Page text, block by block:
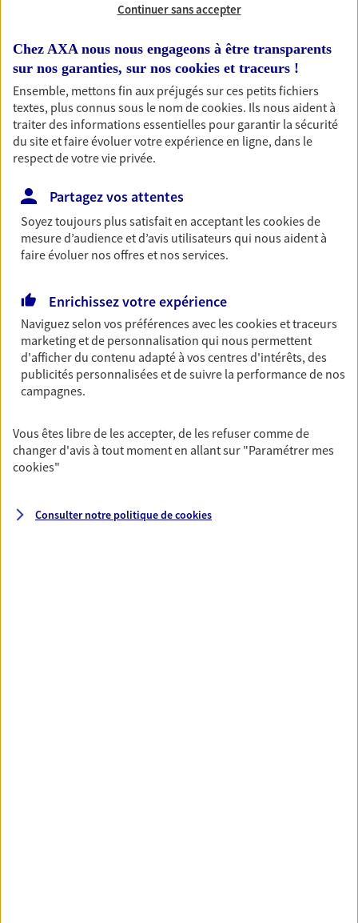
Épargne
Réalisez vos projets grâce à votre épargne : achat
immobilier, études des enfants ou voyage autour
du monde… Épargnez à votre rythme et
Retraite
Préparez sereinement ce nouveau chapitre de
spécialement conçue pour la retraite.
Santé
Couvrez vos dépenses de santé ainsi que celles de
votre famille avec la complémentaire santé qui
Prévoyance
d'accident ou de maladie en optant pour les
Continuer sans accepter
Chez AXA nous nous engageons à être transparents
sur nos garanties, sur nos cookies et traceurs !
Ensemble, mettons fin aux préjugés sur ces petits fichiers
textes, plus connus sous le nom decookies. Ils nous aident à
traiter des informations essentielles pour garantir la sécurité
du site et faire évoluer votre expérience en ligne, dans le
respect de votre vie privée.
Partagez vos attentes
Soyez toujours plus satisfait en acceptant lescookiesde
mesure d’audience et d’avis utilisateurs qui nous aident à
faire évoluer nos offres et nos services.
Enrichissez votre expérience
Naviguez selon vos préférences avec lescookies et traceurs
marketing et de personnalisation qui nous permettent
d'afficher du contenu adapté à vos centres d'intérêts, des
publicités personnalisées et de suivre la performance de nos
campagnes.
Vous êtes libre de les accepter, de les refuser comme de
changer d'avis à tout moment en allant sur "Paramétrer mes
cookies"
Consulter notre politique decookies